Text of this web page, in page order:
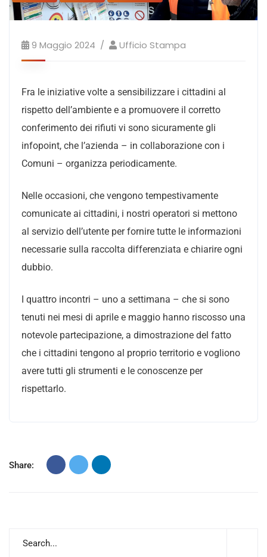
9 Maggio 2024 Ufficio Stampa
Fra le iniziative volte a sensibilizzare i cittadini al
rispetto dell’ambiente e a promuovere il corretto
conferimento dei rifiuti vi sono sicuramente gli
infopoint, che l’azienda – in collaborazione con i
Comuni – organizza periodicamente.
Nelle occasioni, che vengono tempestivamente
comunicate ai cittadini, i nostri operatori si mettono
al servizio dell’utente per fornire tutte le informazioni
necessarie sulla raccolta differenziata e chiarire ogni
dubbio.
I quattro incontri – uno a settimana – che si sono
tenuti nei mesi di aprile e maggio hanno riscosso una
notevole partecipazione, a dimostrazione del fatto
che i cittadini tengono al proprio territorio e vogliono
avere tutti gli strumenti e le conoscenze per
rispettarlo.
Share: